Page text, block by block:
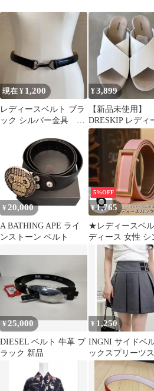
現在 ¥ 1,200
レディースベルト ブラ
ック シルバー金具 長
¥3,899
【新品未使用】
DRESKIP レディ
サンダル ホワイ
スベルト
¥ 20,000
A BATHING APE ライ
ンストーン ベルト
5%OFF
¥1,765
★レディースベ
ディース 女性 シ
カラーバリエーシ
豊富 スタイリッシュ バ
ックルベルト 高
クセント
¥25,000
DIESEL ベルト 牛革 ブ
ラック 新品
¥ 1,250
INGNI サイドベ
ックスプリーツス
ン グレー